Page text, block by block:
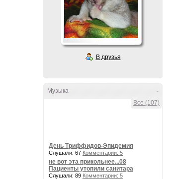
В друзья
-
Музыка
Все (107)
День Триффидов-Эпидемия
Слушали: 67 Комментарии: 5
не вот эта прикольнее...08
Пациенты утопили санитара
Слушали: 89 Комментарии: 5